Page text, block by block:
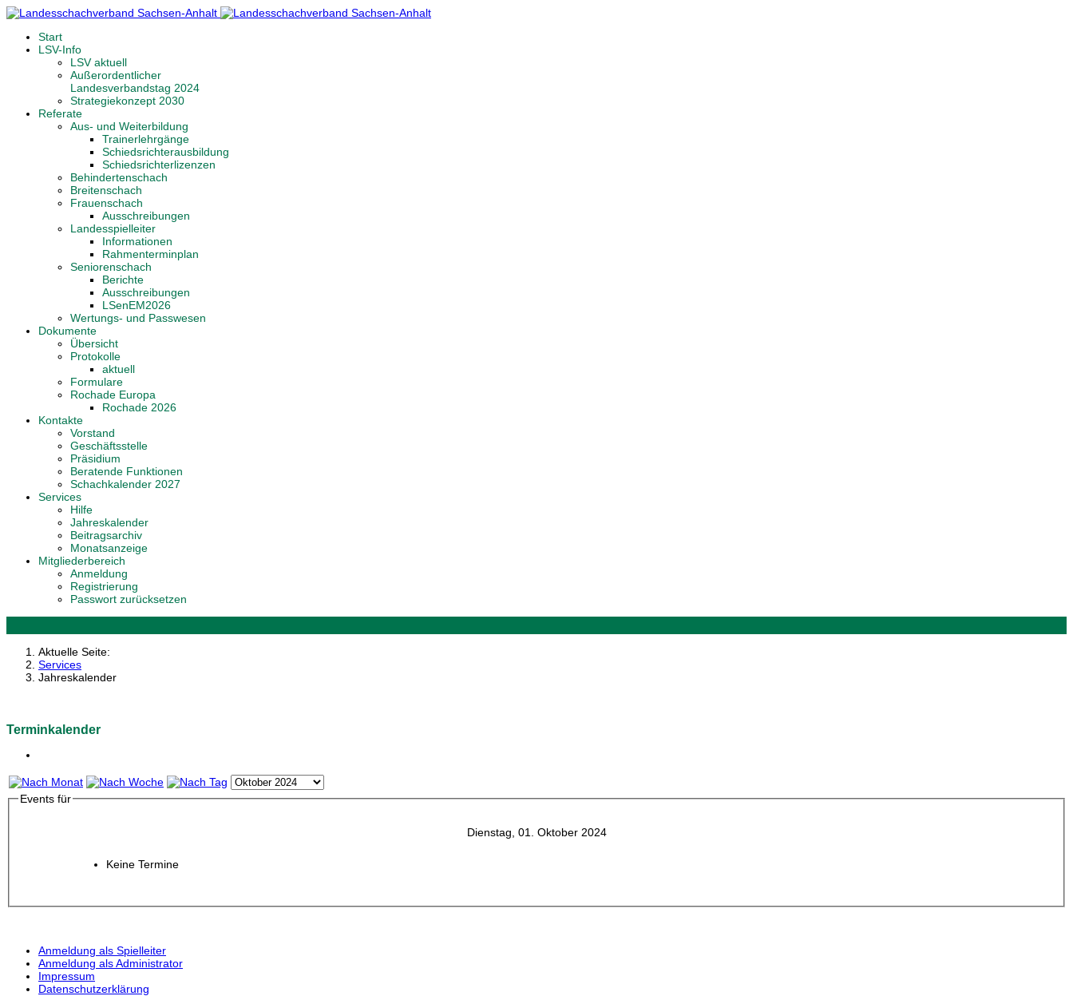
Start
LSV-Info
LSV aktuell
Außerordentlicher
Landesverbandstag 2024
Strategiekonzept 2030
Referate
Aus- und Weiterbildung
Trainerlehrgänge
Schiedsrichterausbildung
Schiedsrichterlizenzen
Behindertenschach
Breitenschach
Frauenschach
Ausschreibungen
Landesspielleiter
Informationen
Rahmenterminplan
Seniorenschach
Berichte
Ausschreibungen
LSenEM2026
Wertungs- und Passwesen
Dokumente
Übersicht
Protokolle
aktuell
Formulare
Rochade Europa
Rochade 2026
Kontakte
Vorstand
Geschäftsstelle
Präsidium
Beratende Funktionen
Schachkalender 2027
Services
Hilfe
Jahreskalender
Beitragsarchiv
Monatsanzeige
Mitgliederbereich
Anmeldung
Registrierung
Passwort zurücksetzen
Aktuelle Seite:
Services
Jahreskalender
Terminkalender
Events für
Dienstag, 01. Oktober 2024
Keine Termine
Anmeldung als Spielleiter
Anmeldung als Administrator
Impressum
Datenschutzerklärung